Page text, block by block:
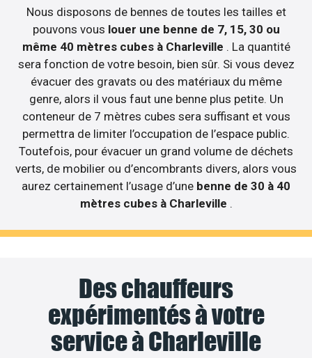
Nous disposons de bennes de toutes les tailles et
pouvons vous louer une benne de 7, 15, 30 ou
même 40 mètres cubes à Charleville . La quantité
sera fonction de votre besoin, bien sûr. Si vous devez
évacuer des gravats ou des matériaux du même
genre, alors il vous faut une benne plus petite. Un
conteneur de 7 mètres cubes sera suffisant et vous
permettra de limiter l’occupation de l’espace public.
Toutefois, pour évacuer un grand volume de déchets
verts, de mobilier ou d’encombrants divers, alors vous
aurez certainement l’usage d’une benne de 30 à 40
mètres cubes à Charleville .
Des chauffeurs
expérimentés à votre
service à Charleville